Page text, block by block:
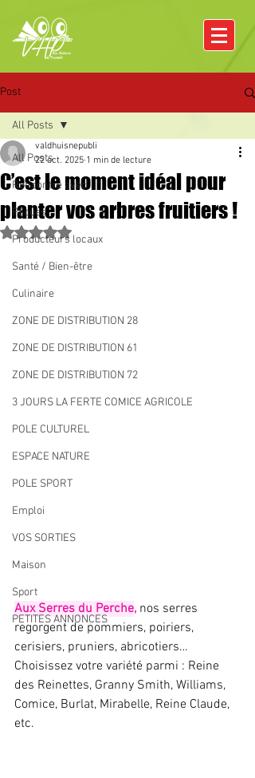
Post
All Posts
Rencontre avec
Pâques
Producteurs locaux
Santé / Bien-être
Culinaire
ZONE DE DISTRIBUTION 28
ZONE DE DISTRIBUTION 61
ZONE DE DISTRIBUTION 72
3 JOURS LA FERTE COMICE AGRICOLE
POLE CULTUREL
ESPACE NATURE
POLE SPORT
Emploi
VOS SORTIES
Maison
Sport
PETITES ANNONCES
All Posts
C’est le moment idéal pour
planter vos arbres fruitiers !
valdhuisnepubli
22 oct. 2025 1 min de lecture
Noté NaN étoiles sur 5.
Aux Serres du Perche, nos serres
regorgent de pommiers, poiriers,
cerisiers, pruniers, abricotiers…
Choisissez votre variété parmi : Reine
des Reinettes, Granny Smith, Williams,
Comice, Burlat, Mirabelle, Reine Claude,
etc.